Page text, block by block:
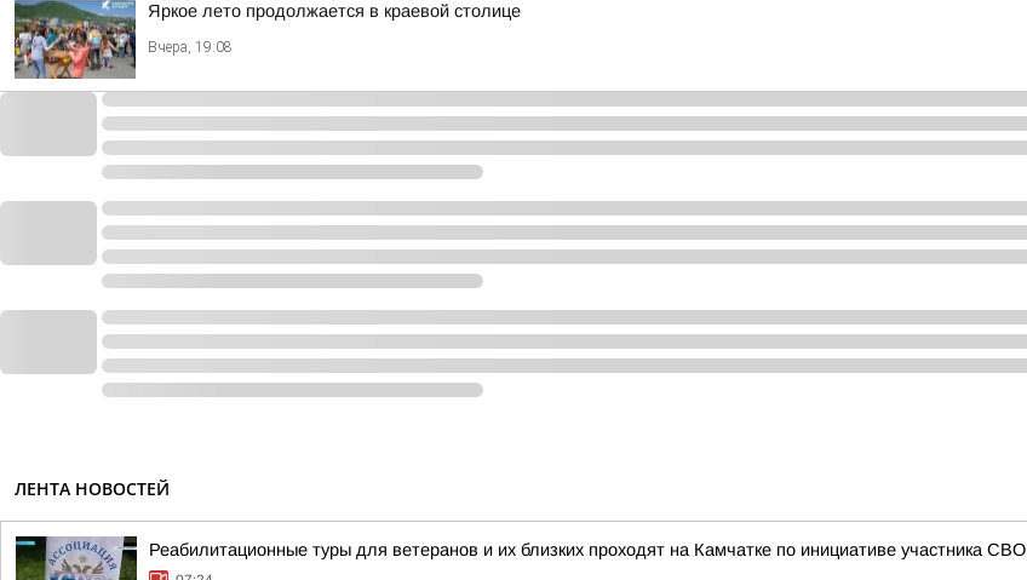
Яркое лето продолжается в краевой столице
Вчера, 19:08
ЛЕНТА НОВОСТЕЙ
Реабилитационные туры для ветеранов и их близких проходят на Камчатке по инициативе участника СВО